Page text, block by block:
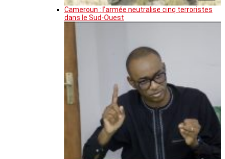
Cameroun : l’armée neutralise cinq terroristes
dans le Sud-Ouest